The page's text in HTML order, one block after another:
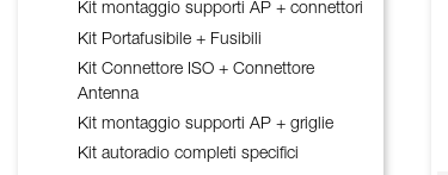
Kit montaggio supporti AP + connettori
Kit Portafusibile + Fusibili
Kit Connettore ISO + Connettore
Antenna
Kit montaggio supporti AP + griglie
Kit autoradio completi specifici